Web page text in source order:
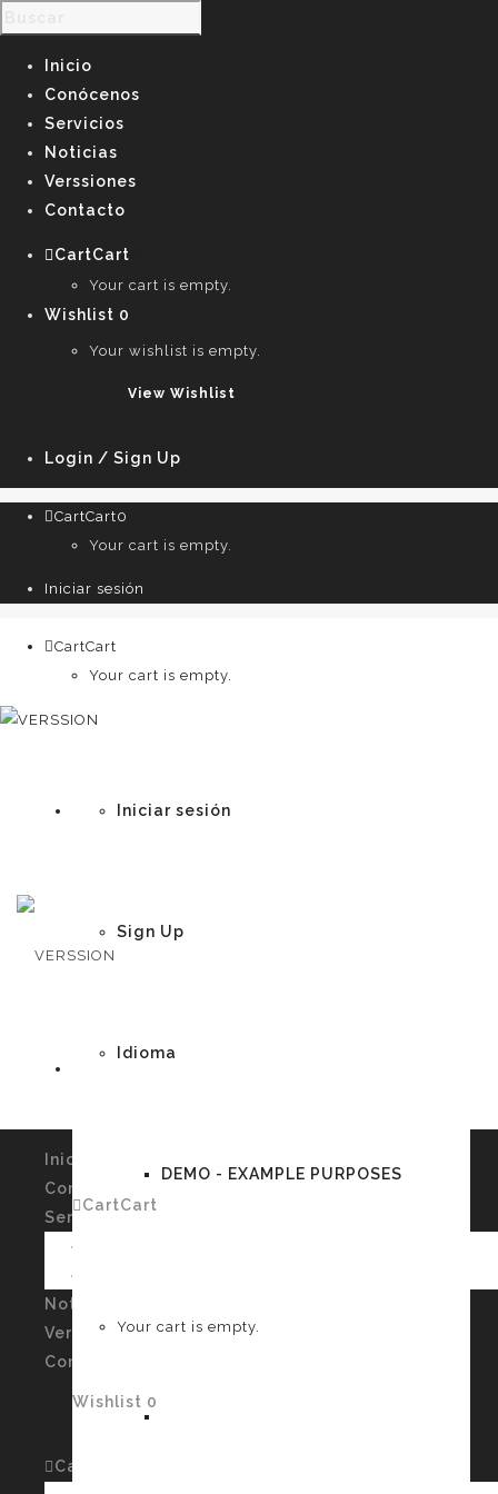
Inicio
Conócenos
Servicios
Noticias
Verssiones
Contacto
CartCart
Your cart is empty.
Wishlist 0
Your wishlist is empty.
View Wishlist
Login / Sign Up
CartCart0
Your cart is empty.
Iniciar sesión
CartCart
Your cart is empty.
Iniciar sesión
Sign Up
Idioma
DEMO - EXAMPLE PURPOSES
CartCart
Your cart is empty.
Wishlist 0
Inicio
Conócenos
Servicios
Noticias
Verssiones
Contacto
Cart